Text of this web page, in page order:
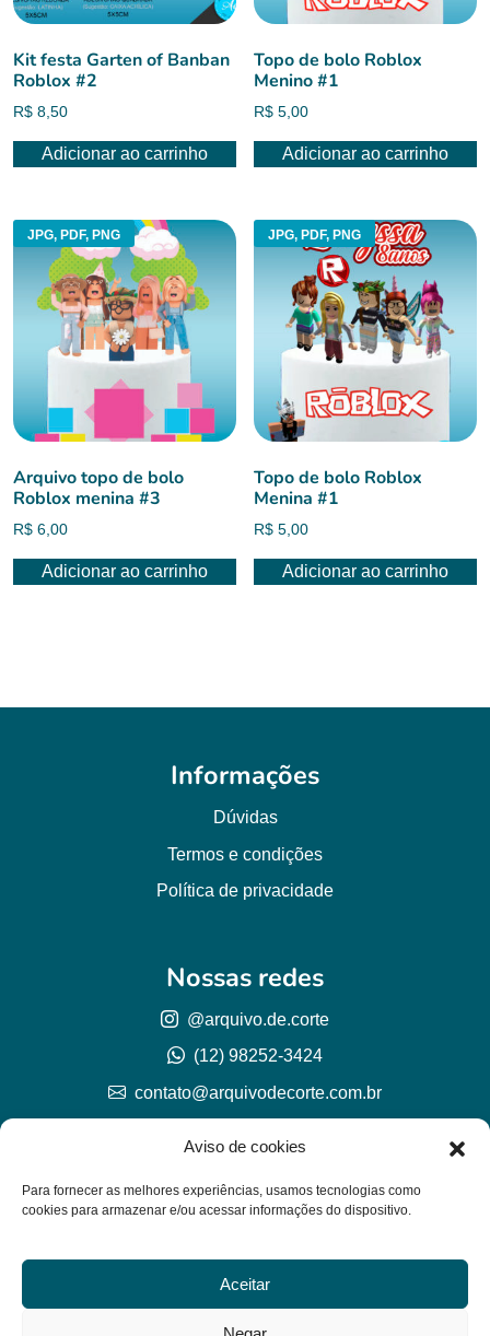
Aviso de cookies
Para fornecer as melhores experiências, usamos tecnologias como
cookies para armazenar e/ou acessar informações do dispositivo.
Aceitar
Kit festa Garten of Banban
Roblox #2
R$ 8,50
Adicionar ao carrinho
Topo de bolo Roblox
Menino #1
R$ 5,00
Adicionar ao carrinho
JPG, PDF, PNG
Arquivo topo de bolo
Roblox menina #3
R$ 6,00
Adicionar ao carrinho
JPG, PDF, PNG
Topo de bolo Roblox
Menina #1
R$ 5,00
Adicionar ao carrinho
Informações
Dúvidas
Termos e condições
Política de privacidade
© Arquivo de corte 2026
CNPJ 57.978.789/0001-77
Nossas redes
@arquivo.de.corte
(12) 98252-3424
contato@arquivodecorte.com.br